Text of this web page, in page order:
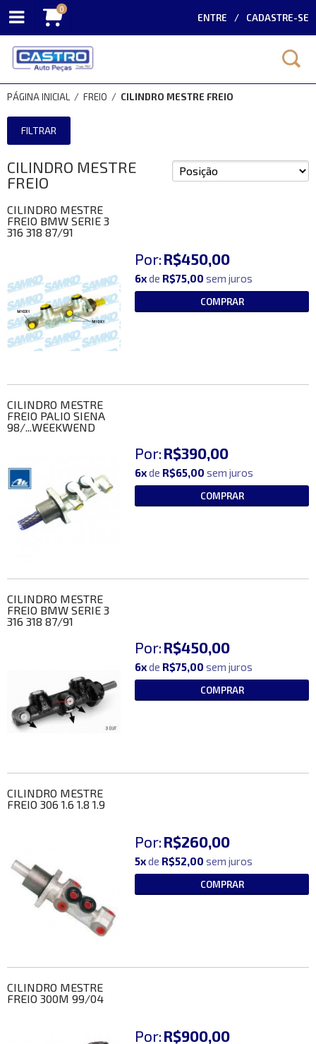
0
ENTRE CADASTRE-SE
PÁGINA INICIAL / FREIO / CILINDRO MESTRE FREIO
FILTRAR
CILINDRO MESTRE
FREIO
CILINDRO MESTRE
FREIO BMW SERIE 3
316 318 87/91
Por: R$450,00
6xde R$75,00 sem juros
COMPRAR
CILINDRO MESTRE
FREIO PALIO SIENA
98/...WEEKWEND
Por: R$390,00
6xde R$65,00 sem juros
COMPRAR
CILINDRO MESTRE
FREIO BMW SERIE 3
316 318 87/91
Por: R$450,00
6xde R$75,00 sem juros
COMPRAR
CILINDRO MESTRE
FREIO 306 1.6 1.8 1.9
Por: R$260,00
5xde R$52,00 sem juros
COMPRAR
CILINDRO MESTRE
FREIO 300M 99/04
Por: R$900,00